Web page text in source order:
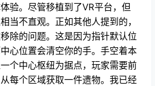
每个区域获取一件遗物。我已经
四个，但从第二个区域开始就再
这意味着，除了武器种类匮乏之
空如也。还有一个单独的物品轮
么用。这两个轮盘完全可以合
，无论是否使用该物品，都会清